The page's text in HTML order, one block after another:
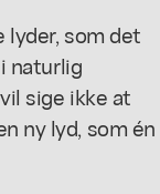
som det
naturlig
sige ikke at
ny lyd, som én